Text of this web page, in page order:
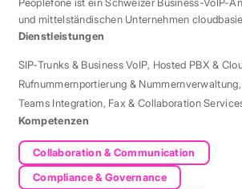
Peoplefone ist ein Schweizer Business-VoIP-
und mittelständischen Unternehmen
Telefonielösungen bietet.
Dienstleistungen
SIP-Trunks & Business VoIP, Hosted PBX &
Rufnummernportierung & Nummernverwaltung,
Teams Integration, Fax & Collaboration
Kompetenzen
Collaboration & Communication
Compliance & Governance